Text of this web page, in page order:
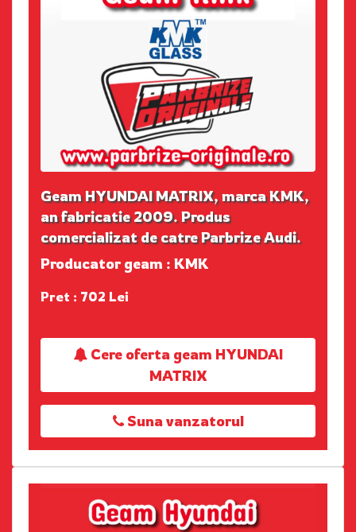
Geam HYUNDAI MATRIX, marca KMK,
an fabricatie 2009. Produs
comercializat de catre Parbrize Audi.
Producator geam : KMK
Pret : 702 Lei
Cere oferta geam HYUNDAI
MATRIX
Suna vanzatorul